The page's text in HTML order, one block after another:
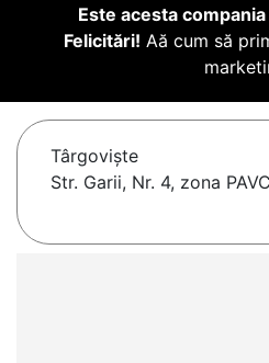
Este acesta
Felicitări! Aă cum să
Târgovişte
Str. Garii, Nr. 4, zona